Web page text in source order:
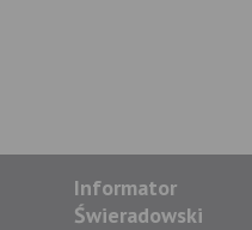
Informator
Świeradowski